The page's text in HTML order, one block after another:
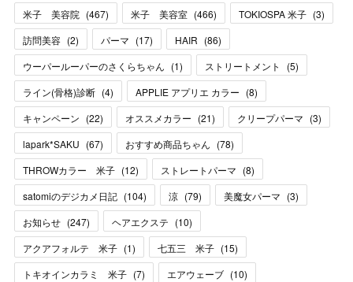
米子 美容院 (467) 米子 美容室 (466) TOKIOSPA 米子 (3)
訪問美容 (2) パーマ (17) HAIR (86)
ウーパールーパーのさくらちゃん (1) ストリートメント (5)
ライン(骨格)診断 (4) APPLIE アプリエ カラー (8)
キャンペーン (22) オススメカラー (21) クリープパーマ (3)
lapark*SAKU (67) おすすめ商品ちゃん (78)
THROWカラー 米子 (12) ストレートパーマ (8)
satomiのデジカメ日記 (104) 涼 (79) 美魔女パーマ (3)
お知らせ (247) ヘアエクステ (10)
アクアフォルテ 米子 (1) 七五三 米子 (15)
トキオインカラミ 米子 (7) エアウェーブ (10)